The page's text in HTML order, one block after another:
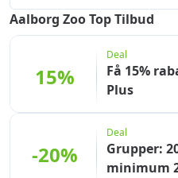
Aalborg Zoo Top Tilbud
15%
Deal
Få 15%
Plus
-20%
Deal
Grupper:
minimum